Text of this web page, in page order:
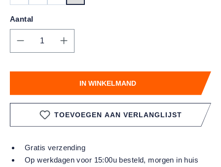
Aantal
Producthoeveelheid: Voer de gewenste
IN WINKELMAND
TOEVOEGEN AAN VERLANGLIJST
Gratis verzending
Op werkdagen voor 15:00u besteld, morgen in huis